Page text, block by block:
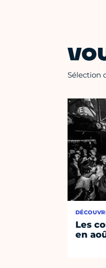
Sélection
Les
en